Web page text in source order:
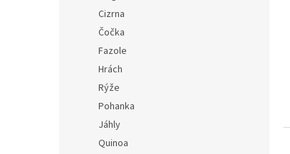
Cizrna
Čočka
Fazole
Hrách
Rýže
Pohanka
Jáhly
Quinoa